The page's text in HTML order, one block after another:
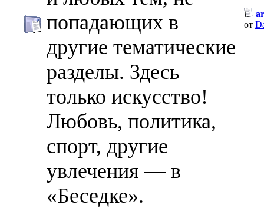
попадающих в
другие тематические
разделы. Здесь
только искусство!
Любовь, политика,
спорт, другие
увлечения — в
«Беседке».
от